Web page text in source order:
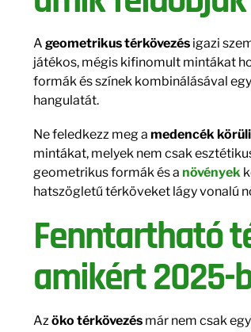
A geometrikus térkövezés igazi
játékos, mégis kifinomult mintákat
formák és színek kombinálásával
hangulatát.
Ne feledkezz meg a medencék
mintákat, melyek nem csak
geometrikus formák és a növények
hatszögletű térköveket lágy vonalú
Fenntartható
amikért 2025-
Azöko térkövezés már nem csak